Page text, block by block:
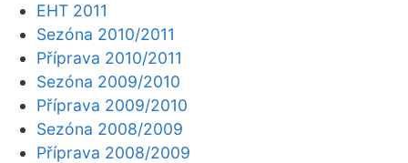
EHT 2011
Sezóna 2010/2011
Příprava 2010/2011
Sezóna 2009/2010
Příprava 2009/2010
Sezóna 2008/2009
Příprava 2008/2009